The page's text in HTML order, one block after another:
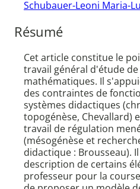
Schubauer-Leoni Maria-
Résumé
Cet article constitue le
travail général d'étude
mathématiques. Il
des contraintes de
systèmes didactiques
topogénèse, Chevallard)
travail de régulation
(mésogénèse et
didactique : Brousseau).
description de certains
professeur pour la